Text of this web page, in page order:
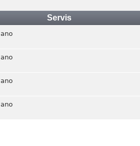
Servis
ano
ano
ano
ano